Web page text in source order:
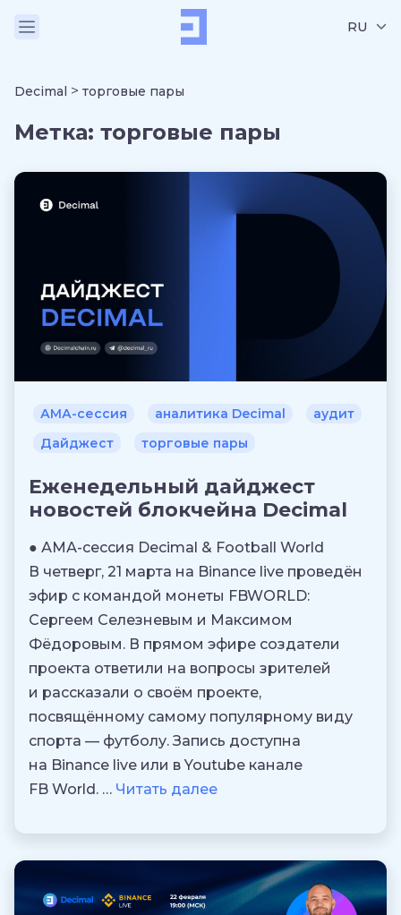
RU
Decimal > торговые пары
Метка: торговые пары
АМА-сессия аналитика Decimal
аудит
Дайджест
торговые пары
Еженедельный дайджест
новостей блокчейна Decimal
● АМА-сессия Decimal & Football World
В четверг, 21 марта на Binance live проведён
эфир с командой монеты FBWORLD:
Сергеем Селезневым и Максимом
Фёдоровым. В прямом эфире создатели
проекта ответили на вопросы зрителей
и рассказали о своём проекте,
посвящённому самому популярному виду
спорта — футболу. Запись доступна
на Binance live или в Youtube канале
FB World. … Читать далее